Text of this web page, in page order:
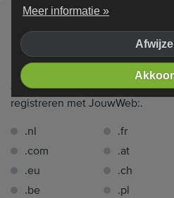
Domein-
Je kunt de volgende
registreren met JouwWeb:.
.nl
.com
.eu
.be
.fr
.at
.ch
.pl
Meer informatie »